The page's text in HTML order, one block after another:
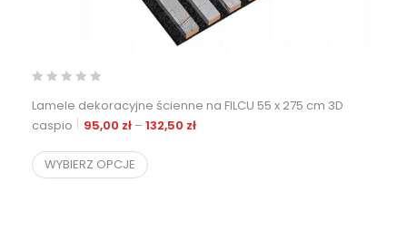
Lamele dekoracyjne ścienne na FILCU 55 x 275 cm 3D
caspio
95,00 zł – 132,50 złZakres cen: od 95,00 zł do 132,50 zł
WYBIERZ OPCJE